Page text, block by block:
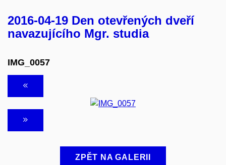
2016-04-19 Den otevřených dveří
navazujícího Mgr. studia
IMG_0057
ZPĚT NA GALERII